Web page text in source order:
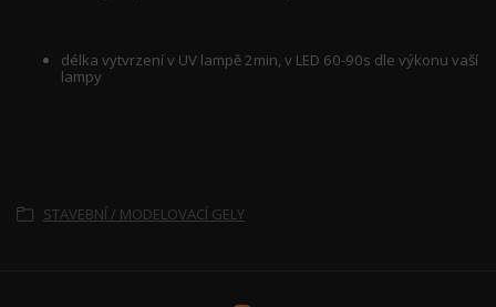
délka vytvrzení v UV lampě 2min, v LED 60-90s dle výkonu vaší
lampy
STAVEBNÍ / MODELOVACÍ GELY